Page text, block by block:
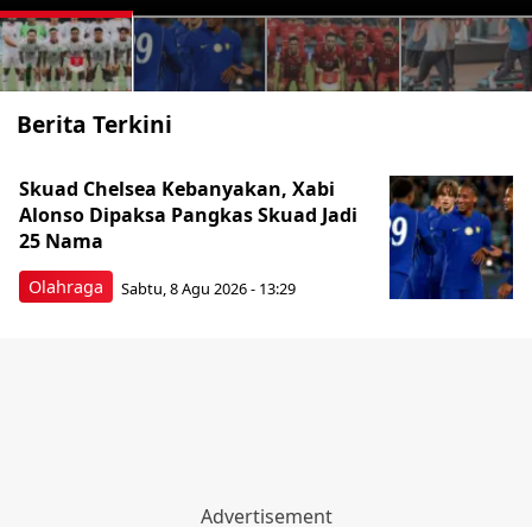
Berita Terkini
Olahraga
Skuad Chelsea Kebanyakan, Xabi
Alonso Dipaksa Pangkas Skuad Jadi
25 Nama
Sabtu, 8 Agu 2026 - 13:29